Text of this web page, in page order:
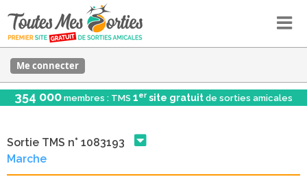
Me connecter
354 000 membres : TMS 1er site gratuit de sorties amicales
Sortie TMS n° 1083193
Marche